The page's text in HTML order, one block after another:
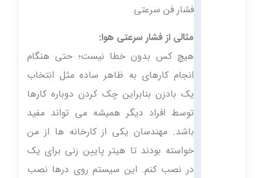
فشار فن سرعتی
مثالی از فشار سرعتی هوا:
هیچ کس بدون خطا نیست؛ حتی هنگام
انجام کارهای به ظاهر ساده مثل انتخاب
یک بادزن بنابراین چک کردن دوباره کارها
توسط افراد دیگر همیشه می تواند مفید
باشد. مهندسان یکی از کارخانه ها از من
خواسته بودند تا هیتر پایین زنی برای یک
در نصب کنم. این سیستم روی درها نصب